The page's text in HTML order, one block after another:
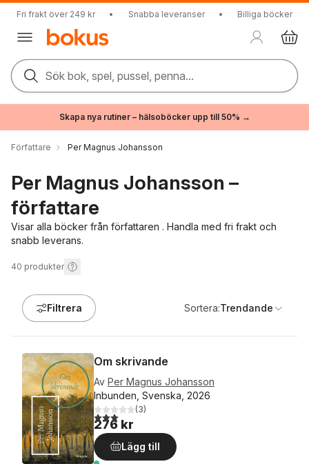
Fri frakt över 249 kr • Snabba leveranser • Billiga böcker
Sök bok, spel, pussel, penna...
Skapa nya rutiner – hälsoböcker upp till 50% →
Författare Per Magnus Johansson
Per Magnus Johansson –
författare
Visar alla böcker från författaren . Handla med fri frakt och
snabb leverans.
40 produkter
Filtrera Sortera:Trendande
Om skrivande
Av Per Magnus Johansson
Inbunden, Svenska, 2026
3,0utav 5 stjärnor. Totalt antal röster:
(3)
276 kr
Lägg till